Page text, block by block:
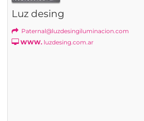
Luz desing
Paternal@luzdesingiluminacion.com
WWW. luzdesing.com.ar